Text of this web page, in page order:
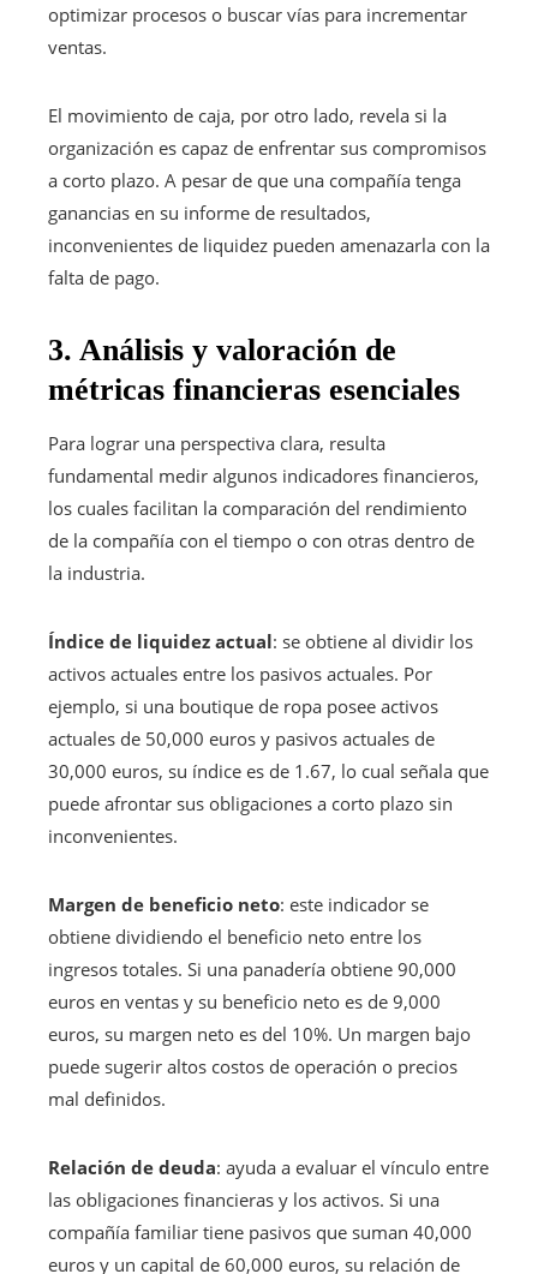
optimizar procesos o buscar vías para incrementar
ventas.
El movimiento de caja, por otro lado, revela si la
organización es capaz de enfrentar sus compromisos
a corto plazo. A pesar de que una compañía tenga
ganancias en su informe de resultados,
inconvenientes de liquidez pueden amenazarla con la
falta de pago.
3. Análisis y valoración de
métricas financieras esenciales
Para lograr una perspectiva clara, resulta
fundamental medir algunos indicadores financieros,
los cuales facilitan la comparación del rendimiento
de la compañía con el tiempo o con otras dentro de
la industria.
Índice de liquidez actual: se obtiene al dividir los
activos actuales entre los pasivos actuales. Por
ejemplo, si una boutique de ropa posee activos
actuales de 50,000 euros y pasivos actuales de
30,000 euros, su índice es de 1.67, lo cual señala que
puede afrontar sus obligaciones a corto plazo sin
inconvenientes.
Margen de beneficio neto: este indicador se
obtiene dividiendo el beneficio neto entre los
ingresos totales. Si una panadería obtiene 90,000
euros en ventas y su beneficio neto es de 9,000
euros, su margen neto es del 10%. Un margen bajo
puede sugerir altos costos de operación o precios
mal definidos.
Relación de deuda: ayuda a evaluar el vínculo entre
las obligaciones financieras y los activos. Si una
compañía familiar tiene pasivos que suman 40,000
euros y un capital de 60,000 euros, su relación de